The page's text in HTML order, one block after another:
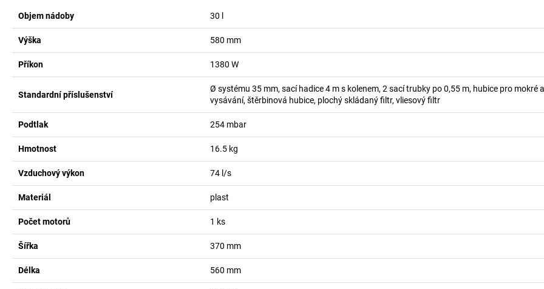
Objem nádoby 30
Výška 580 mm
Příkon 1380 W
Standardní příslušenství
Ø systému 35 mm, sací hadice 4 m s kolenem, 2 sací trubky po 0,55 m, hubice pro mokré
vysávání, štěrbinová hubice, plochý skládaný filtr, vliesový filtr
Podtlak 254 mbar
Hmotnost 16.5 kg
Vzduchový výkon 74 l/s
Materiál plast
Počet motorů 1 ks
Šířka 370 mm
Délka 560 mm